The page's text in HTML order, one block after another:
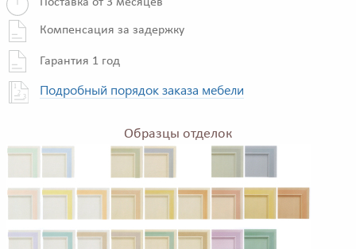
Компенсация за задержку
Гарантия 1 год
Подробный порядок заказа мебели
Образцы отделок